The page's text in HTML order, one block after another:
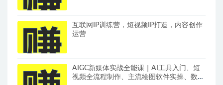
互联网IP训练营，短视频IP打造，内容创作
运营
AIGC新媒体实战全能课｜AI工具入门、短
视频全流程制作、主流绘图软件实操、数字